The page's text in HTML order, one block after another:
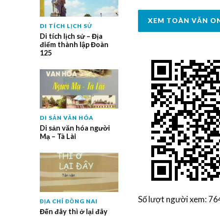
DI TÍCH LỊCH SỬ
Di tích lịch sử – Địa
điểm thành lập Đoàn
125
DI SẢN VĂN HÓA
Di sản văn hóa người
Mạ – Tà Lài
ĐỊA CHÍ ĐỒNG NAI
Đến đây thì ở lại đây
XEM TOÀN VĂN
Số lượt người xem: